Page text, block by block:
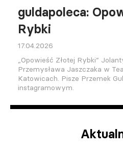
guldapoleca:
Rybki
17.04.2026
„Opowieść Złotej Rybki”
Przemysława Jaszczaka w
Katowicach. Pisze Przemek
instagramowym.